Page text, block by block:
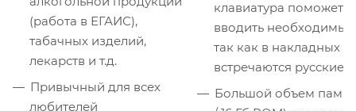
(работа в ЕГАИС),
табачных изделий,
лекарств и т.д.
Привычный для всех
любителей
клавиатура поможет
вводить
так как в накладных
встречаются русские
Большой объем